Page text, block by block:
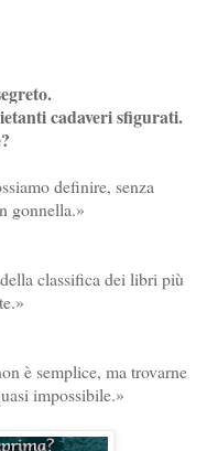
cadaveri sfigurati.
definire, senza
gonnella.»
classifica dei libri più
è semplice, ma trovarne
impossibile.»